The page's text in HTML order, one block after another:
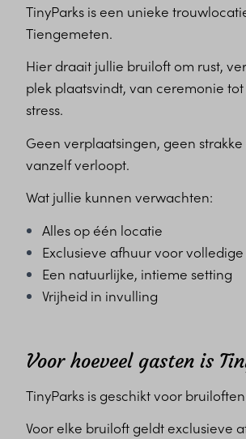
TinyParks is een unieke
Tiengemeten.
Hier draait jullie bruiloft om rust,
plek plaatsvindt, van ceremonie
stress.
Geen verplaatsingen, geen
vanzelf verloopt.
Wat jullie kunnen verwachten:
Alles op één locatie
Exclusieve afhuur voor
Een natuurlijke, intieme setting
Vrijheid in invulling
Voor hoeveel gasten is
TinyParks is geschikt voor
Voor elke bruiloft geldt exclusieve